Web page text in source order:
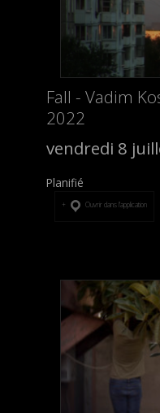
Fall - Vadim
2022
vendredi 8
Planifié
Ouvrir dans l’application